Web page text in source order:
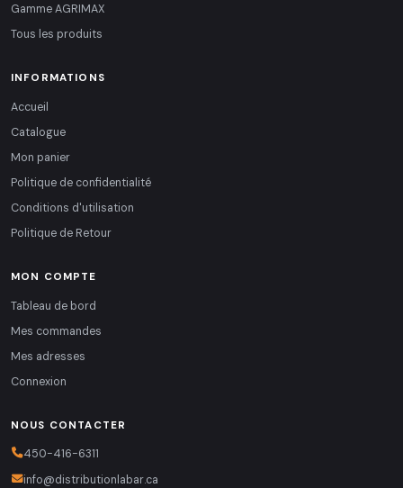
Gamme AGRIMAX
Tous les produits
INFORMATIONS
Accueil
Catalogue
Mon panier
Politique de confidentialité
Conditions d'utilisation
Politique de Retour
MON COMPTE
Tableau de bord
Mes commandes
Mes adresses
Connexion
NOUS CONTACTER
450-416-6311
info@distributionlabar.ca